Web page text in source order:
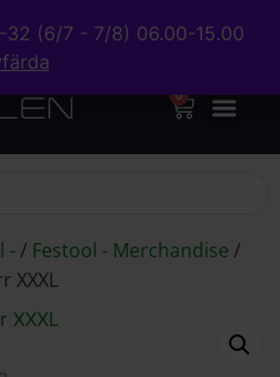
(6/7 - 7/8) 06.00-15.00
0
-/ Festool - Merchandise /
XXXL